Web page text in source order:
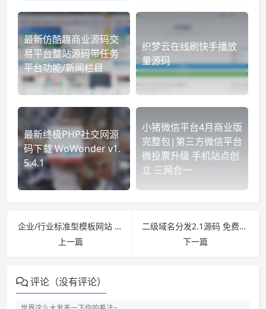
最新仿酷趣商业源码交
易平台整站源码带任务
平台功能/新闻栏目
织梦云在线刷快手播放
量源码
最新终极PHP社交网源
码下载 WoWonder v1.
5.4.1
小猪微信平台4月商业版
完整包|第三方微信平台
微投票升级 手机站点创
立 三网合一
企业/行业标准型模板网站 适合一般官方网站 PHPWEB No.1001
上一篇
二级域名分发2.1源码 免费二级域名分享 基于ThinkPHP3.2.2框架与DNSPod API
下一篇
评论（没有评论）